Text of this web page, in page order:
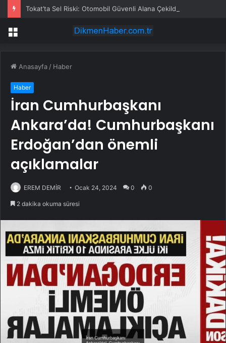
Tokat’ta Sel Riski: Otomobil Güvenli Alana Çekildi
Menü
Anasayfa / Haber
Haber
İran Cumhurbaşkanı
Ankara’da! Cumhurbaşkanı
Erdoğan’dan önemli
açıklamalar
EREM DEMİR Ocak 24, 2024 0 0
2 dakika okuma süresi